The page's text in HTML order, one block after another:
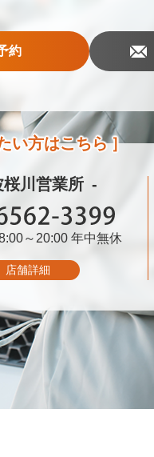
約
い方はこちら
桜川営業所
6562-3399
～20:00 年中無休
店舗詳細